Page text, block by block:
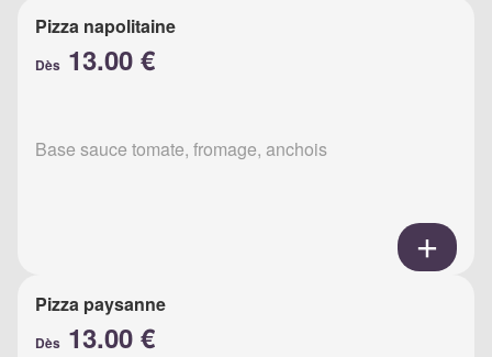
Pizza napolitaine
Dès 13.00 €
Base sauce tomate, fromage, anchois
Pizza paysanne
Dès 13.00 €